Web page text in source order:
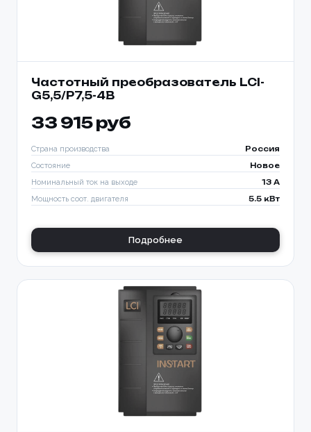
Частотный преобразователь LCI-
G5,5/Р7,5-4B
33 915 руб
Страна производства Россия
Состояние Новое
Номинальный ток на выходе 13 A
Мощность соот. двигателя 5.5 кВт
Подробнее